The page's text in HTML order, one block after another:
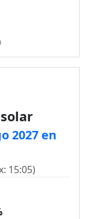
2027 en
15:05)